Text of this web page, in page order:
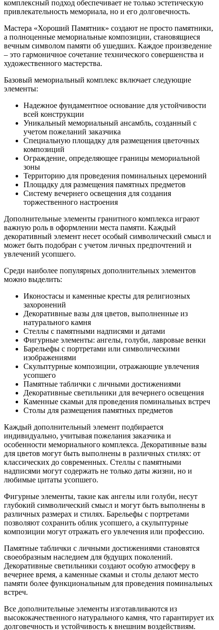
комплексный подход обеспечивает не только эстетическую
привлекательность мемориала, но и его долговечность.
Мастера «Хороший Памятник» создают не просто памятники,
а полноценные мемориальные композиции, становящиеся
вечным символом памяти об ушедших. Каждое произведение
– это гармоничное сочетание технического совершенства и
художественного мастерства.
Базовый мемориальный комплекс включает следующие
элементы:
Надежное фундаментное основание для устойчивости
всей конструкции
Уникальный мемориальный ансамбль, созданный с
учетом пожеланий заказчика
Специальную площадку для размещения цветочных
композиций
Ограждение, определяющее границы мемориальной
зоны
Территорию для проведения поминальных церемоний
Площадку для размещения памятных предметов
Систему вечернего освещения для создания
торжественного настроения
Дополнительные элементы гранитного комплекса играют
важную роль в оформлении места памяти. Каждый
декоративный элемент несет особый символический смысл и
может быть подобран с учетом личных предпочтений и
увлечений усопшего.
Среди наиболее популярных дополнительных элементов
можно выделить:
Иконостасы и каменные кресты для религиозных
захоронений
Декоративные вазы для цветов, выполненные из
натурального камня
Стеллы с памятными надписями и датами
Фигурные элементы: ангелы, голуби, лавровые венки
Барельефы с портретами или символическими
изображениями
Скульптурные композиции, отражающие увлечения
усопшего
Памятные таблички с личными достижениями
Декоративные светильники для вечернего освещения
Каменные скамьи для проведения поминальных встреч
Столы для размещения памятных предметов
Каждый дополнительный элемент подбирается
индивидуально, учитывая пожелания заказчика и
особенности мемориального комплекса. Декоративные вазы
для цветов могут быть выполнены в различных стилях: от
классических до современных. Стеллы с памятными
надписями могут содержать не только даты жизни, но и
любимые цитаты усопшего.
Фигурные элементы, такие как ангелы или голуби, несут
глубокий символический смысл и могут быть выполнены в
различных размерах и стилях. Барельефы с портретами
позволяют сохранить облик усопшего, а скульптурные
композиции могут отражать его увлечения или профессию.
Памятные таблички с личными достижениями становятся
своеобразным наследием для будущих поколений.
Декоративные светильники создают особую атмосферу в
вечернее время, а каменные скамьи и столы делают место
памяти более функциональным для проведения поминальных
встреч.
Все дополнительные элементы изготавливаются из
высококачественного натурального камня, что гарантирует их
долговечность и устойчивость к внешним воздействиям.